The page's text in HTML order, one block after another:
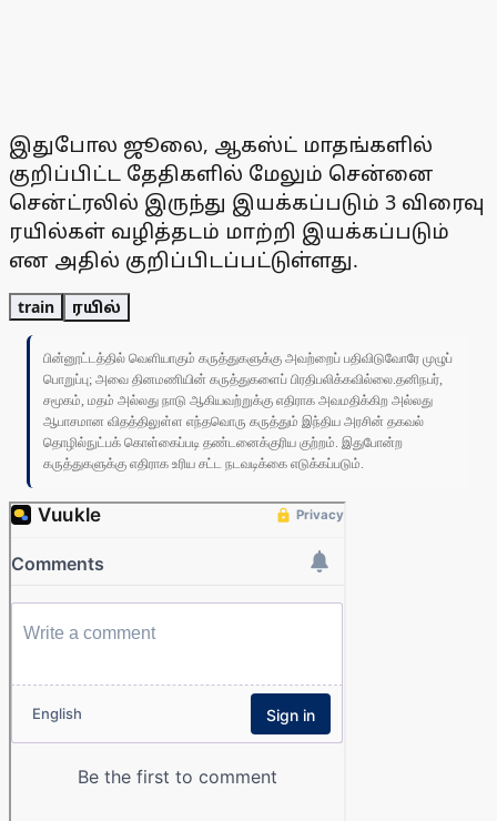
இதுபோல ஜூலை, ஆகஸ்ட் மாதங்களில்
குறிப்பிட்ட தேதிகளில் மேலும் சென்னை
சென்ட்ரலில் இருந்து இயக்கப்படும் 3 விரைவு
ரயில்கள் வழித்தடம் மாற்றி இயக்கப்படும்
என அதில் குறிப்பிடப்பட்டுள்ளது.
train ரயில்
பின்னூட்டத்தில் வெளியாகும் கருத்துகளுக்கு அவற்றைப் பதிவிடுவோரே முழுப்
பொறுப்பு; அவை தினமணியின் கருத்துகளைப் பிரதிபலிக்கவில்லை.தனிநபர்,
சமூகம், மதம் அல்லது நாடு ஆகியவற்றுக்கு எதிராக அவமதிக்கிற அல்லது
ஆபாசமான விதத்திலுள்ள எந்தவொரு கருத்தும் இந்திய அரசின் தகவல்
தொழில்நுட்பக் கொள்கைப்படி தண்டனைக்குரிய குற்றம். இதுபோன்ற
கருத்துகளுக்கு எதிராக உரிய சட்ட நடவடிக்கை எடுக்கப்படும்.